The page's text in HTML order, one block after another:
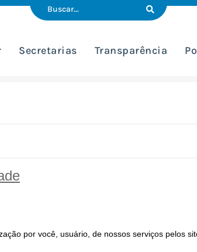
Secretarias Transparência
por você, usuário, de nossos serviços pelos